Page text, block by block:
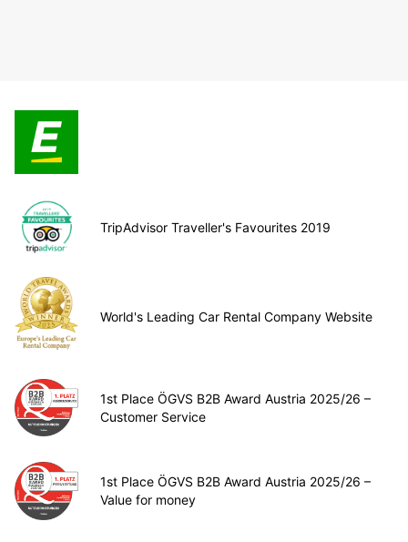
TripAdvisor Traveller's Favourites 2019
World's Leading Car Rental Company Website
1st Place ÖGVS B2B Award Austria 2025/26 –
Customer Service
1st Place ÖGVS B2B Award Austria 2025/26 –
Value for money